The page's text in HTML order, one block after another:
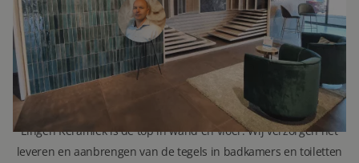
071 579 43 55
(Leiden)
010 202 15 15
(Capelle aan den IJssel)
r.vellekoop@lingenkeramiek.nl
Lingen Keramiek is de top in wand en vloer. Wij verzorgen het
leveren en aanbrengen van de tegels in badkamers en toiletten